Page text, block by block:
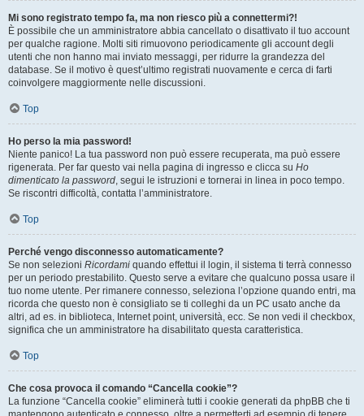
Mi sono registrato tempo fa, ma non riesco più a connettermi?!
È possibile che un amministratore abbia cancellato o disattivato il tuo account
per qualche ragione. Molti siti rimuovono periodicamente gli account degli
utenti che non hanno mai inviato messaggi, per ridurre la grandezza del
database. Se il motivo è quest’ultimo registrati nuovamente e cerca di farti
coinvolgere maggiormente nelle discussioni.
Top
Ho perso la mia password!
Niente panico! La tua password non può essere recuperata, ma può essere
rigenerata. Per far questo vai nella pagina di ingresso e clicca su Ho
dimenticato la password, segui le istruzioni e tornerai in linea in poco tempo.
Se riscontri difficoltà, contatta l’amministratore.
Top
Perché vengo disconnesso automaticamente?
Se non selezioni Ricordami quando effettui il login, il sistema ti terrà connesso
per un periodo prestabilito. Questo serve a evitare che qualcuno possa usare il
tuo nome utente. Per rimanere connesso, seleziona l’opzione quando entri, ma
ricorda che questo non è consigliato se ti colleghi da un PC usato anche da
altri, ad es. in biblioteca, Internet point, università, ecc. Se non vedi il checkbox,
significa che un amministratore ha disabilitato questa caratteristica.
Top
Che cosa provoca il comando “Cancella cookie”?
La funzione “Cancella cookie” eliminerà tutti i cookie generati da phpBB che ti